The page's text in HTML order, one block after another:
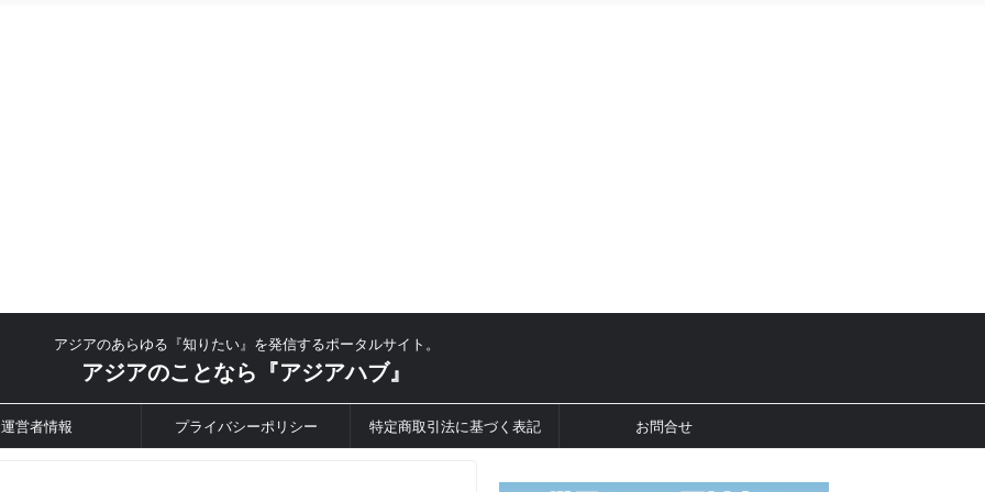
アジアのあらゆる『知りたい』を発信するポータルサイト。
アジアのことなら『アジアハブ』
運営者情報 プライバシーポリシー 特定商取引法に基づく表記 お問合せ